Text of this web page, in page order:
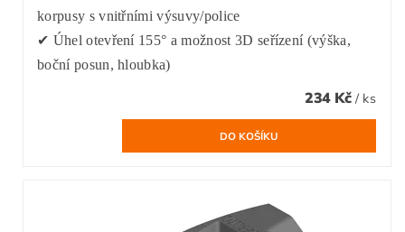
korpusy s vnitřními výsuvy/police
✔ Úhel otevření 155° a možnost 3D seřízení (výška,
boční posun, hloubka)
234 Kč / ks